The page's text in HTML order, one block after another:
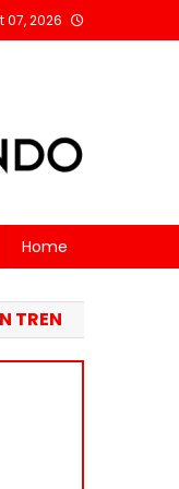
to
07, 2026
Home
TREN